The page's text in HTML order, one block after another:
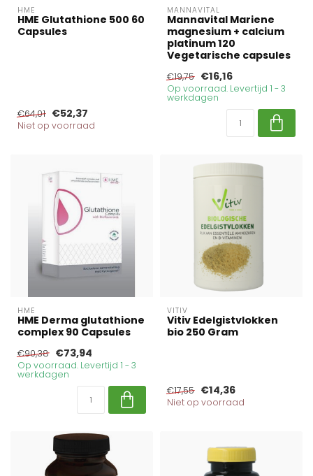
HME
HME Glutathione 500 60
Capsules
€64,01 €52,37
Niet op voorraad
MANNAVITAL
Mannavital Mariene
magnesium + calcium
platinum 120
Vegetarische capsules
€19,75 €16,16
Op voorraad. Levertijd 1 - 3
werkdagen
HME
HME Derma glutathione
complex 90 Capsules
€90,38 €73,94
Op voorraad. Levertijd 1 - 3
werkdagen
VITIV
Vitiv Edelgistvlokken
bio 250 Gram
€17,55 €14,36
Niet op voorraad